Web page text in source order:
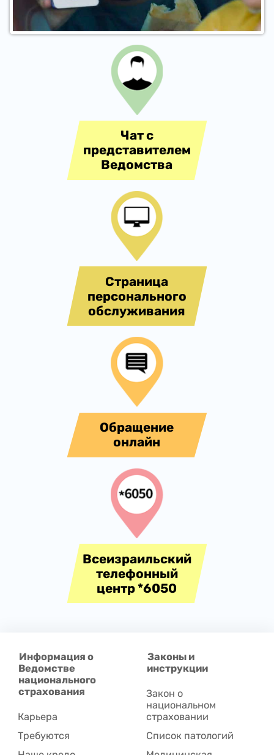
​Чат с
представителем
Ведомства
Страница
персонального
обслуживания
Обращение
онлайн
Всеизраильский
телефонный
центр *6050
Информация о
Ведомстве
национального
страхования
Карьера
Требуются
Законы и
инструкции
Закон о
национальном
страховании
Список патологий